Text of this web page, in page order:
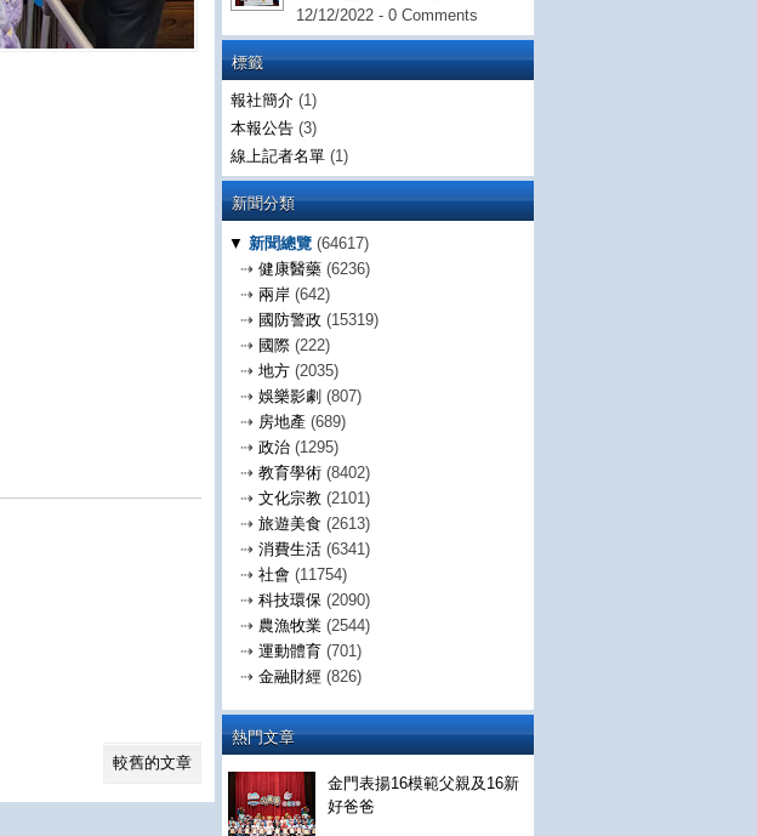
12/12/2022 - 0 Comments
標籤
報社簡介 (1)
本報公告 (3)
線上記者名單 (1)
新聞分類
▼ 新聞總覽 (64617)
⇢ 健康醫藥 (6236)
⇢ 兩岸 (642)
⇢ 國防警政 (15319)
⇢ 國際 (222)
⇢ 地方 (2035)
⇢ 娛樂影劇 (807)
⇢ 房地產 (689)
⇢ 政治 (1295)
⇢ 教育學術 (8402)
⇢ 文化宗教 (2101)
⇢ 旅遊美食 (2613)
⇢ 消費生活 (6341)
⇢ 社會 (11754)
⇢ 科技環保 (2090)
⇢ 農漁牧業 (2544)
⇢ 運動體育 (701)
⇢ 金融財經 (826)
熱門文章
金門表揚16模範父親及16新
好爸爸
較舊的文章